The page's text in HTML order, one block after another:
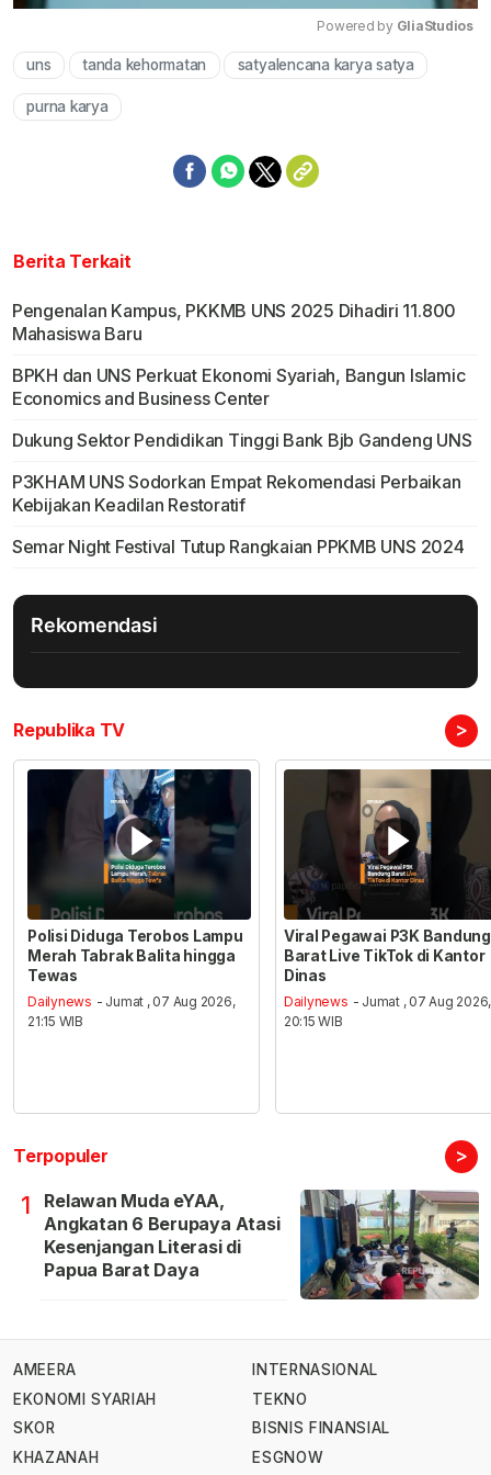
Mute
Powered by GliaStudios
uns tanda kehormatan satyalencana karya satya
purna karya
Berita Terkait
Pengenalan Kampus, PKKMB UNS 2025 Dihadiri 11.800
Mahasiswa Baru
BPKH dan UNS Perkuat Ekonomi Syariah, Bangun Islamic
Economics and Business Center
Dukung Sektor Pendidikan Tinggi Bank Bjb Gandeng UNS
P3KHAM UNS Sodorkan Empat Rekomendasi Perbaikan
Kebijakan Keadilan Restoratif
Semar Night Festival Tutup Rangkaian PPKMB UNS 2024
Rekomendasi
Republika TV >
Polisi Diduga Terobos Lampu
Merah Tabrak Balita hingga
Tewas
Dailynews - Jumat , 07 Aug 2026,
21:15 WIB
Viral Pegawai P3K Bandung
Barat Live TikTok di Kantor
Dinas
Dailynews - Jumat , 07 Aug 2026,
20:15 WIB
Terpopuler >
1
Relawan Muda eYAA,
Angkatan 6 Berupaya Atasi
Kesenjangan Literasi di
Papua Barat Daya
AMEERA
EKONOMI SYARIAH
SKOR
KHAZANAH
INTERNASIONAL
TEKNO
BISNIS FINANSIAL
ESGNOW